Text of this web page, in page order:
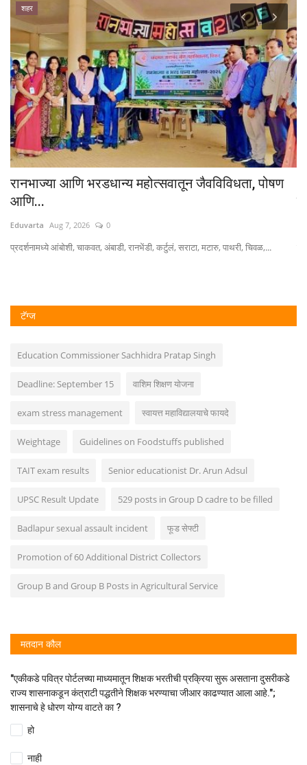
शहर
रानभाज्या आणि भरडधान्य महोत्सवातून जैवविविधता, पोषण
आणि...
Eduvarta Aug 7, 2026 0
प्रदर्शनामध्ये आंबोशी, चाकवत, अंबाडी, रानभेंडी, कर्टुलं, सराटा, मटारु, पाथरी, चिवळ,...
टॅग्ज
Education Commissioner Sachhidra Pratap Singh
Deadline: September 15 वाशिम शिक्षण योजना
exam stress management स्वायत्त महाविद्यालयाचे फायदे
Weightage Guidelines on Foodstuffs published
TAIT exam results Senior educationist Dr. Arun Adsul
UPSC Result Update 529 posts in Group D cadre to be filled
Badlapur sexual assault incident फूड सेफ्टी
Promotion of 60 Additional District Collectors
Group B and Group B Posts in Agricultural Service
मतदान कौल
"एकीकडे पवित्र पोर्टलच्या माध्यमातून शिक्षक भरतीची प्रक्रिया सुरू असताना दुसरीकडे
राज्य शासनाकडून कंत्राटी पद्धतीने शिक्षक भरण्याचा जीआर काढण्यात आला आहे.";
शासनाचे हे धोरण योग्य वाटते का ?
हो
नाही